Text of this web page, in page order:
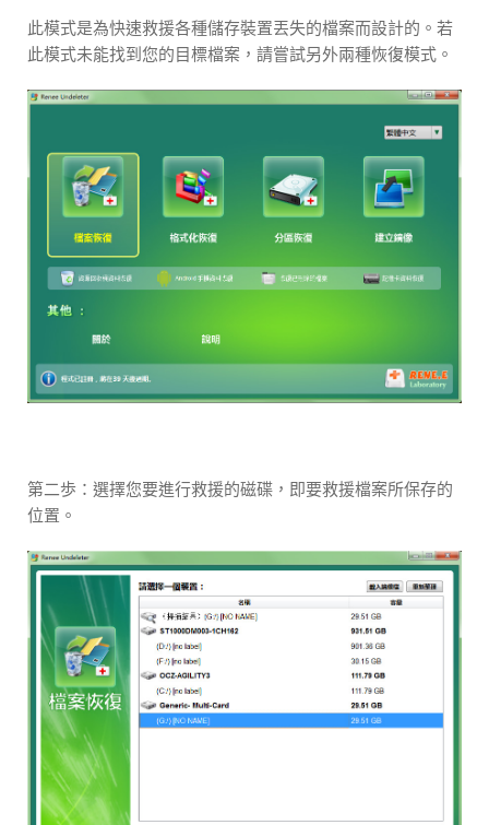
此模式是為快速救援各種儲存裝置丟失的檔案而設計的。若
此模式未能找到您的目標檔案，請嘗試另外兩種恢復模式。
第二歩：選擇您要進行救援的磁碟，即要救援檔案所保存的
位置。